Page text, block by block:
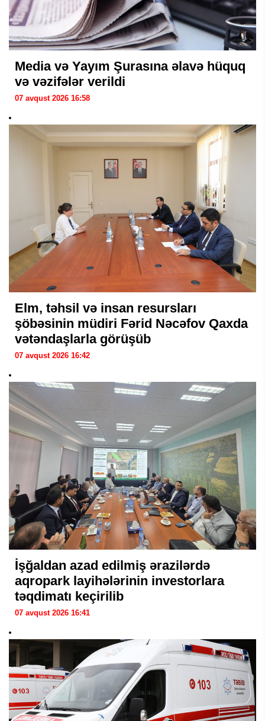
Media və Yayım Şurasına əlavə hüquq
və vəzifələr verildi
07 avqust 2026 16:58
Elm, təhsil və insan resursları
şöbəsinin müdiri Fərid Nəcəfov Qaxda
vətəndaşlarla görüşüb
07 avqust 2026 16:42
İşğaldan azad edilmiş ərazilərdə
aqropark layihələrinin investorlara
təqdimatı keçirilib
07 avqust 2026 16:41